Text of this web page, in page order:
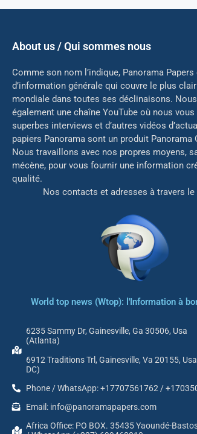
About us / Qui sommes nous
Comme son nom l’indique, Panorama
d’information générale qui couvre le plus
mondiale dans toutes ses déclinaisons.
également une chaîne YouTube où nous
superbes interviews et d’autres vidéos
papiers Panorama sont un produit Panorama
Nous travaillons avec nos propres moyens,
mécène, pour vous fournir une information
qualité.
Nos contacts et adresses à travers le
World top news (Wtop): l'Information à
6235 Sammy Dr, Gainesville, Ga 30506, Usa
(Atlanta)
6912 Traditions Trl, Gainesville, Va 20155,
DC)
Phone / WhatsApp: +17707561762 /
Email: info@panoramapapers.com
Africa Office: PO BOX. 35435 Yaoundé-